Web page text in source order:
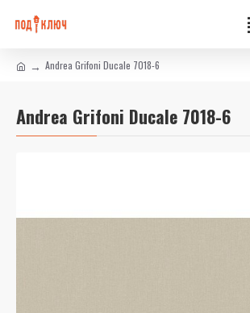
Andrea Grifoni Ducale 7018-6
Andrea Grifoni Ducale 7018-6